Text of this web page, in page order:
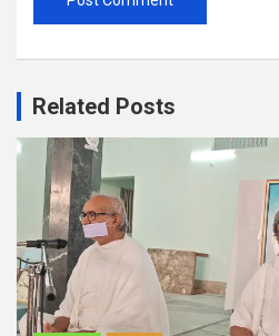
Related Posts